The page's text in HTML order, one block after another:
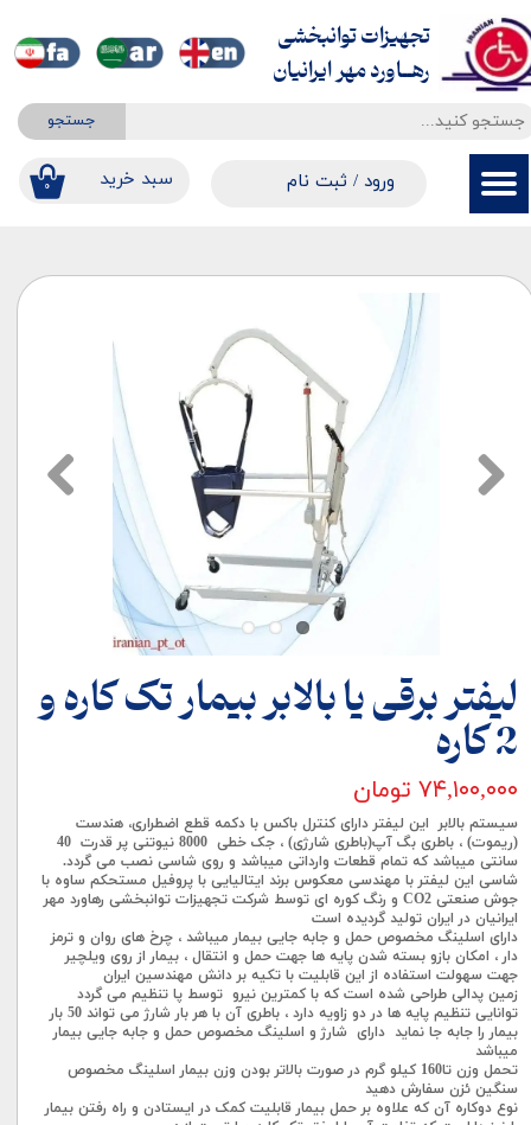
جستجو
۰ ​​سبد خرید ورود / ثبت نام
حساب کاربری من
سفارشات
خروج از حساب کاربری
تجهیزات توانبخشی
​​​​​​​رهــاورد مهر ایرانیان
لیفتر برقی یا بالابر بیمار تک کاره و
2 کاره
۷۴,۱۰۰,۰۰۰ تومان
سیستم بالابر این لیفتر دارای کنترل باکس با دکمه قطع اضطراری، هندست
(ریموت) ، باطری بگ آپ(باطری شارژی) ،
جک خطی 8000 نیوتنی پر قدرت 40
سانتی میباشد که تمام قطعات وارداتی میباشد و روی شاسی نصب می گردد.
شاسی این لیفتر با مهندسی معکوس برند ایتالیایی با پروفیل مستحکم ساوه با
جوش صنعتی CO2 و رنگ کوره ای توسط شرکت تجهیزات توانبخشی رهاورد مهر
ایرانیان در ایران تولید گردیده است
دارای اسلینگ مخصوص حمل و جابه جایی بیمار میباشد ، چرخ های روان و ترمز
دار ، امکان بازو بسته شدن پایه ها جهت حمل و انتقال ، بیمار از روی ویلچیر
جهت سهولت استفاده از این قابلیت با تکیه بر دانش مهندسین ایران
زمین پدالی طراحی شده است که با کمترین نیرو توسط پا تنظیم می گردد
توانایی تنظیم پایه ها در دو زاویه دارد ، باطری آن با هر بار شارژ می تواند 50 بار
بیمار را جابه جا نماید دارای شارژ و اسلينگ مخصوص حمل و جابه جایی بیمار
میباشد
تحمل وزن تا160 کیلو گرم در صورت بالاتر بودن وزن بیمار اسلینگ مخصوص
سنگین ئزن سفارش دهید
نوع دوکاره آن که علاوه بر حمل بیمار قابلیت کمک در ایستادن و راه رفتن بیمار